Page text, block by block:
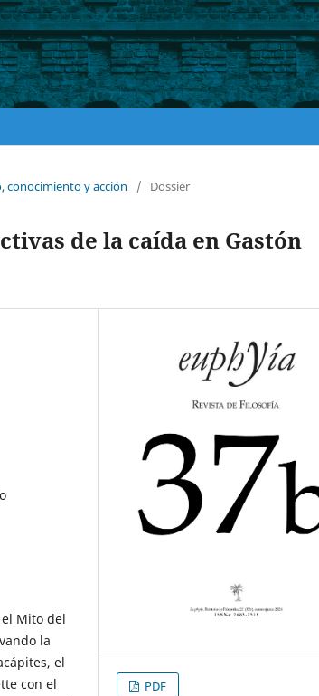
conocimiento y acción / Dossier
de la caída en Gastón
Mito del
la
el
con el
PDF